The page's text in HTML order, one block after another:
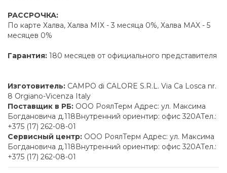
РАССРОЧКА:
По карте Халва, Халва MIX - 3 месяца 0%, Халва MAX - 5
месяцев 0%
Гарантия: 180 месяцев от официального представителя
Изготовитель: CAMPO di CALORE S.R.L. Via Ca Losca nr.
8 Orgiano-Vicenza Italy
Поставщик в РБ: ООО РоялТерм Адрес: ул. Максима
Богдановича д.118Внутренний ориентир: офис 320АТел.:
+375 (17) 262-08-01
Сервисный центр: ООО РоялТерм Адрес: ул. Максима
Богдановича д.118Внутренний ориентир: офис 320АТел.:
+375 (17) 262-08-01